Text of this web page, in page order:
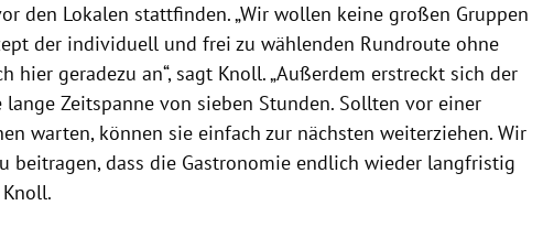
den Lokalen stattfinden. „Wir wollen keine großen Gruppen
der individuell und frei zu wählenden Rundroute ohne
hier geradezu an“, sagt Knoll. „Außerdem erstreckt sich der
Zeitspanne von sieben Stunden. Sollten vor einer
warten, können sie einfach zur nächsten weiterziehen. Wir
beitragen, dass die Gastronomie endlich wieder langfristig